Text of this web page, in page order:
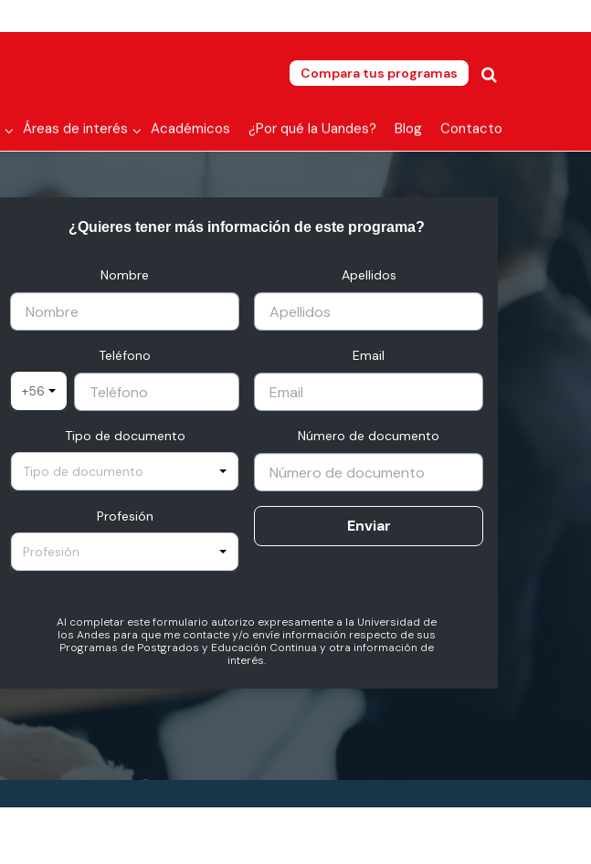
Compara tus programas
Áreas de interés Académicos ¿Por qué la Uandes? Blog Contacto
¿Quieres tener más información de este programa?
Nombre Apellidos
Teléfono
+56
Email
Tipo de documento
Tipo de documento
Número de documento
Profesión
Profesión
Enviar
Al completar este formulario autorizo expresamente a la Universidad de
los Andes para que me contacte y/o envíe información respecto de sus
Programas de Postgrados y Educación Continua y otra información de
interés.